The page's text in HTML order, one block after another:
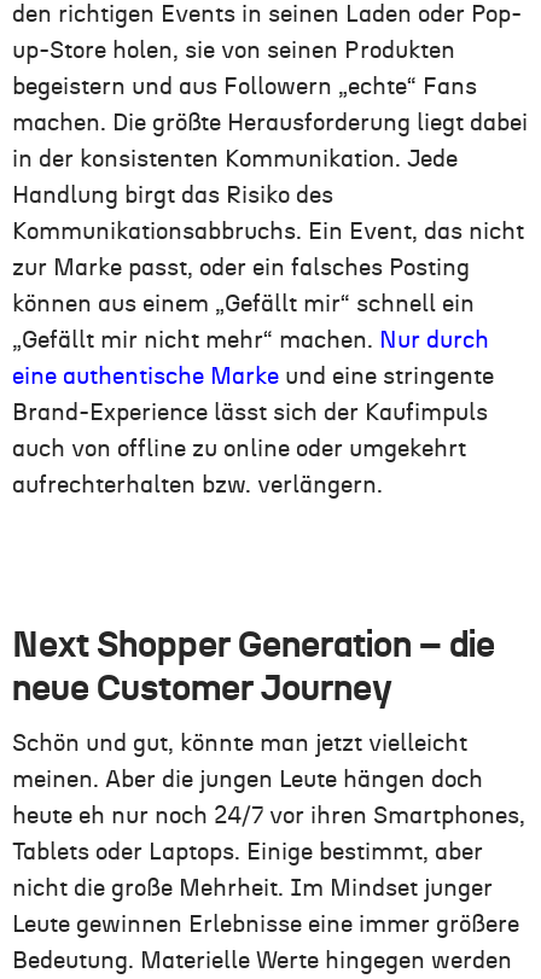
den richtigen Events in seinen Laden oder Pop-
up-Store holen, sie von seinen Produkten
begeistern und aus Followern „echte“ Fans
machen. Die größte Herausforderung liegt dabei
in der konsistenten Kommunikation. Jede
Handlung birgt das Risiko des
Kommunikationsabbruchs. Ein Event, das nicht
zur Marke passt, oder ein falsches Posting
können aus einem „Gefällt mir“ schnell ein
„Gefällt mir nicht mehr“ machen. Nur durch
eine authentische Marke und eine stringente
Brand-Experience lässt sich der Kaufimpuls
auch von offline zu online oder umgekehrt
aufrechterhalten bzw. verlängern.
Next Shopper Generation – die
neue Customer Journey
Schön und gut, könnte man jetzt vielleicht
meinen. Aber die jungen Leute hängen doch
heute eh nur noch 24/7 vor ihren Smartphones,
Tablets oder Laptops. Einige bestimmt, aber
nicht die große Mehrheit. Im Mindset junger
Leute gewinnen Erlebnisse eine immer größere
Bedeutung. Materielle Werte hingegen werden